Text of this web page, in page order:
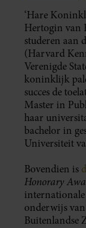
‘Hare
Hertogin van
studeren aan
(Harvard
Verenigde
koninklijk
succes de
Master in
haar
bachelor in
Universiteit
Bovendien is
Honorary
onderwijs
Buitenlandse